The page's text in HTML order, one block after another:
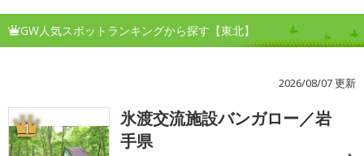
GW人気スポットランキングから探す【東北】
2026/08/07 更新
1
氷渡交流施設バンガロー／岩
手県